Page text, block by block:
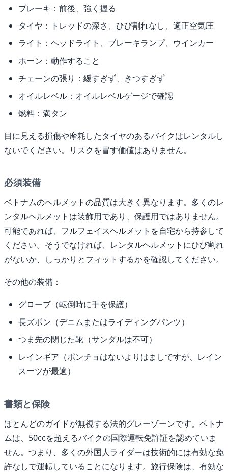
ブレーキ：前後、強く握る
タイヤ：トレッドの深さ、ひび割れなし、適正空気圧
ライト：ヘッドライト、ブレーキランプ、ウインカー
ホーン：動作すること
チェーンの張り：緩すぎず、きつすぎず
オイルレベル：オイルレベルゲージで確認
燃料：満タン
目に見える損傷や摩耗したタイヤのあるバイクはレンタルし
ないでください。リスクを冒す価値はありません。
必須装備
ベトナムのヘルメットの品質は大きく異なります。多くのレ
ンタルヘルメットは装飾用であり、保護用ではありません。
可能であれば、フルフェイスヘルメットを自宅から持参して
ください。そうでなければ、レンタルヘルメットにひび割れ
がないか、しっかりとフィットするかを確認してください。
その他の装備：
グローブ（転倒時に手を保護）
長ズボン（デニムまたはライディングパンツ）
つま先の閉じた靴（サンダルは不可）
レインギア（ポンチョはないよりはましですが、レイン
スーツが最適）
書類と保険
ほとんどのガイドが無視する法的グレーゾーンです。ベトナ
ムは、50ccを超えるバイクの国際運転免許証を認めていま
せん。つまり、多くの外国人ライダーは技術的には有効な免
許なしで運転していることになります。旅行保険は、有効な